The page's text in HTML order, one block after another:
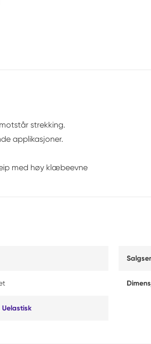
strekking.
applikasjoner.
med høy klæbeevne
Uelastisk